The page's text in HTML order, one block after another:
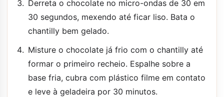
Derreta o chocolate no micro-ondas de 30 em
30 segundos, mexendo até ficar liso. Bata o
chantilly bem gelado.
Misture o chocolate já frio com o chantilly até
formar o primeiro recheio. Espalhe sobre a
base fria, cubra com plástico filme em contato
e leve à geladeira por 30 minutos.